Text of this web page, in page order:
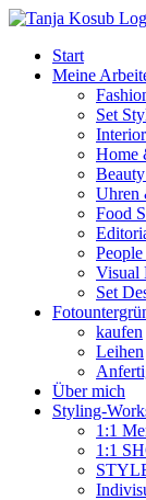
Zum
springenStart
Meine
Set
Home
Uhren
Food
Visual
Set
kaufen
Leihen
Über mich
Styling-
1:1
1:1